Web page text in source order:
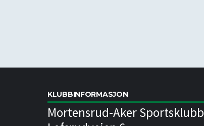
KLUBBINFORMASJON
Mortensrud-Aker Sportsklubb